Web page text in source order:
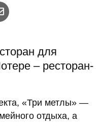
для
– ресторан-
«Три метлы» —
отдыха, а